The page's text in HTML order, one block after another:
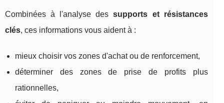
Combinées à l'analyse dessupports et résistances
clés, ces informations vous aident à :
mieux choisir vos zones d'achat ou de renforcement,
déterminer des zones de prise de profits plus
rationnelles,